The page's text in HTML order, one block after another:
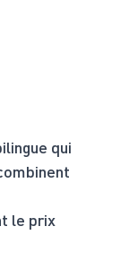
qui
le prix